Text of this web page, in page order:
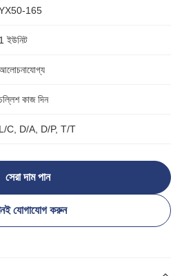
165
1 ইউনিট
কাজ দিন
L/C, D/A, D/P, T/T
সেরা দাম পান
যোগাযোগ করুন